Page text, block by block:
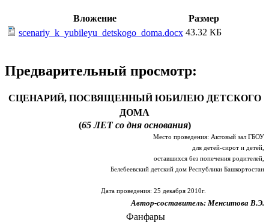
Вложение
Размер
scenariy_k_yubileyu_detskogo_doma.docx 43.32 КБ
Предварительный просмотр:
СЦЕНАРИЙ, ПОСВЯЩЕННЫЙ ЮБИЛЕЮ ДЕТСКОГО
ДОМА
(65 ЛЕТ со дня основания)
Место проведения: Актовый зал ГБОУ
для детей-сирот и детей,
оставшихся без попечения родителей,
Белебеевский детский дом Республики Башкортостан
Дата проведения: 25 декабря 2010г.
Автор-составитель: Менситова В.Э.
Фанфары